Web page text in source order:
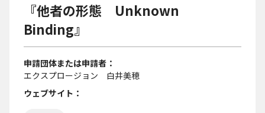
『他者の形態 Unknown
Binding』
申請団体または申請者
エクスプロージョン 白井美穂
ウェブサイト